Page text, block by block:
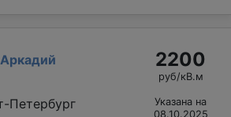
Петербург
2200
руб/кВ.м
Указана на
08.10.2025